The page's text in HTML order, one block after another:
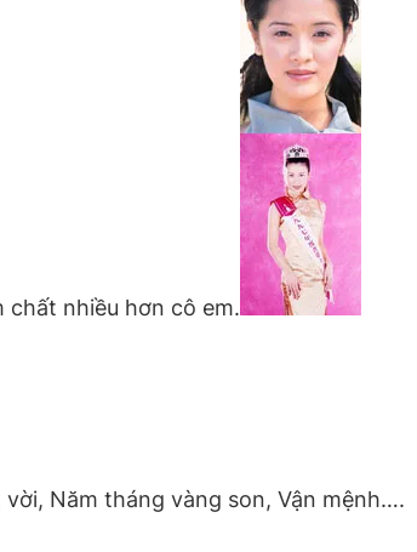
chất nhiều hơn cô em.
Năm tháng vàng son, Vận mệnh….